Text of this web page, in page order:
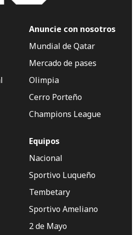
Anuncie con nosotros
Mundial de Qatar
Mercado de pases
Olimpia
Cerro Porteño
Champions League
Equipos
Nacional
Sportivo Luqueño
Tembetary
Sportivo Ameliano
2 de Mayo